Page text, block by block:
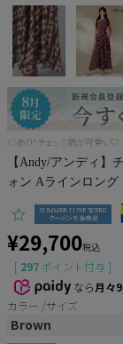
Rechercher
Pleaser
XSあり！チェック柄が可愛い♡
【Andy/アンディ】
ォン Aラインロング
¥29,700税込
[ 297 ポイント付与 ]
なら月々
カラー
サイズ
Brown